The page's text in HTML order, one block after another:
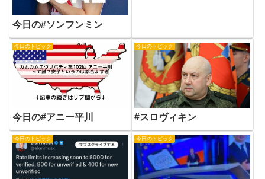
今日の#ソンフンミン
今日のトピック
今日の#アニー平川
今日のトピック
#スロヴィキン
今日のトピック 今日のトピック